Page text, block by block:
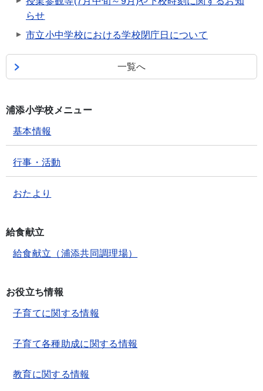
らせ
市立小中学校における学校閉庁日について
一覧へ
浦添小学校メニュー
基本情報
行事・活動
おたより
給食献立
給食献立（浦添共同調理場）
お役立ち情報
子育てに関する情報
子育て各種助成に関する情報
教育に関する情報